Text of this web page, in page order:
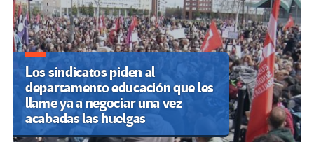
Los sindicatos piden al
departamento educación que les
llame ya a negociar una vez
acabadas las huelgas